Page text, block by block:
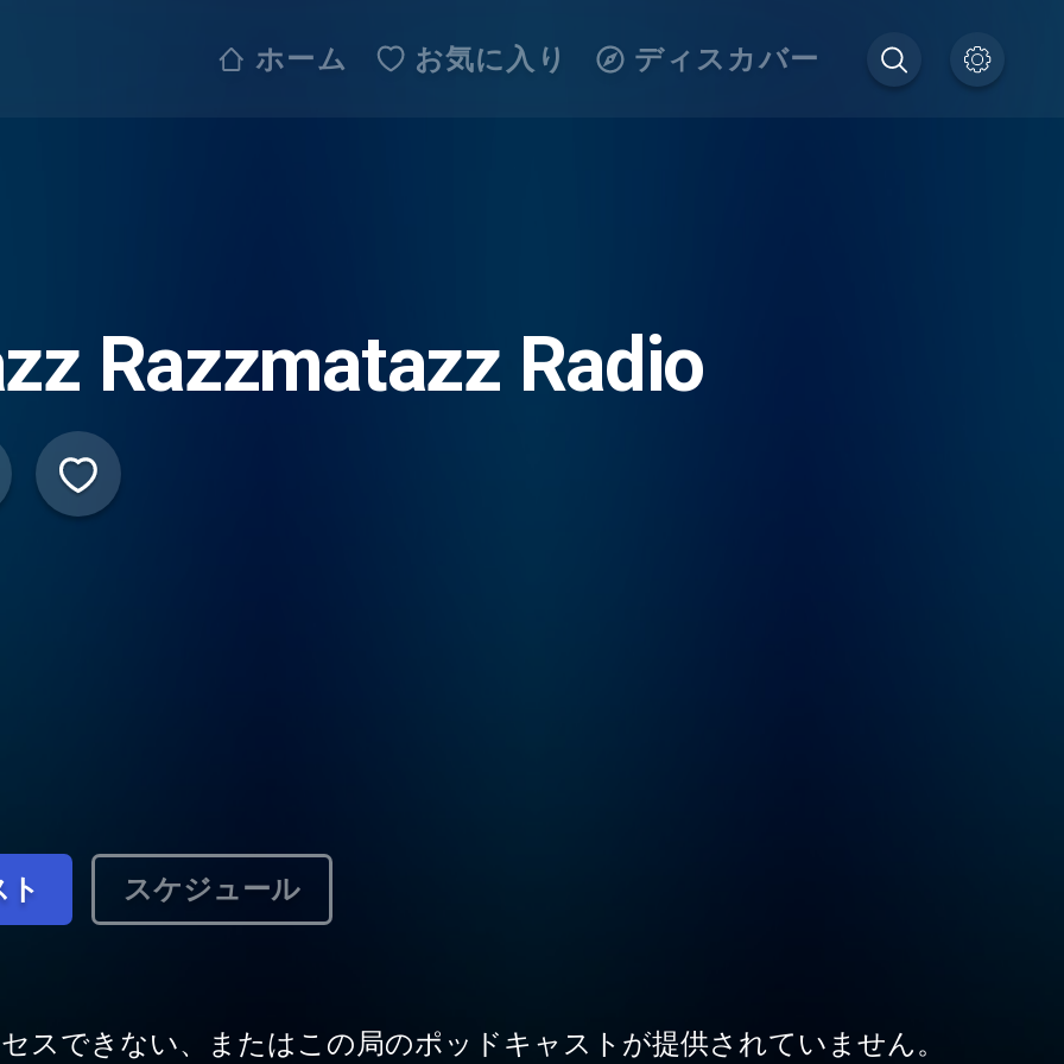
ホーム お気に入り ディスカバー
Razzmatazz Radio
スケジュール
スできない、またはこの局のポッドキャストが提供されていません。